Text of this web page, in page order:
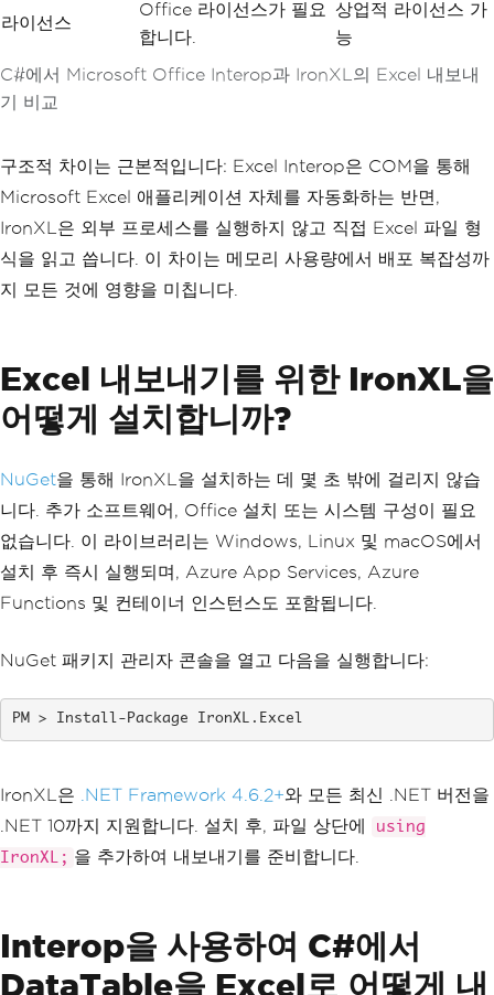
C#에서 Microsoft Office Interop과 IronXL의 Excel 내보내
기 비교
라이선스
Office 라이선스가 필요
합니다.
상업적 라이선스 가
능
구조적 차이는 근본적입니다: Excel Interop은 COM을 통해
Microsoft Excel 애플리케이션 자체를 자동화하는 반면,
IronXL은 외부 프로세스를 실행하지 않고 직접 Excel 파일 형
식을 읽고 씁니다. 이 차이는 메모리 사용량에서 배포 복잡성까
지 모든 것에 영향을 미칩니다.
Excel 내보내기를 위한 IronXL을
어떻게 설치합니까?
NuGet을 통해 IronXL을 설치하는 데 몇 초 밖에 걸리지 않습
니다. 추가 소프트웨어, Office 설치 또는 시스템 구성이 필요
없습니다. 이 라이브러리는 Windows, Linux 및 macOS에서
설치 후 즉시 실행되며, Azure App Services, Azure
Functions 및 컨테이너 인스턴스도 포함됩니다.
NuGet 패키지 관리자 콘솔을 열고 다음을 실행합니다:
Install-Package IronXL.Excel
IronXL은 .NET Framework 4.6.2+와 모든 최신 .NET 버전을
.NET 10까지 지원합니다. 설치 후, 파일 상단에
using
IronXL; 을 추가하여 내보내기를 준비합니다.
Interop을 사용하여 C#에서
DataTable을 Excel로 어떻게 내